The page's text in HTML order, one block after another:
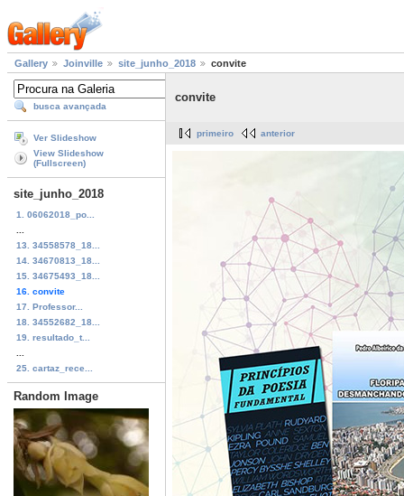
Gallery Joinville site_junho_2018 convite
busca avançada
Ver Slideshow
View Slideshow
(Fullscreen)
site_junho_2018
1. 06062018_po...
13. 34558578_18...
14. 34670813_18...
15. 34675493_18...
16. convite
17. Professor...
18. 34552682_18...
19. resultado_t...
25. cartaz_rece...
Random Image
convite
primeiro anterior